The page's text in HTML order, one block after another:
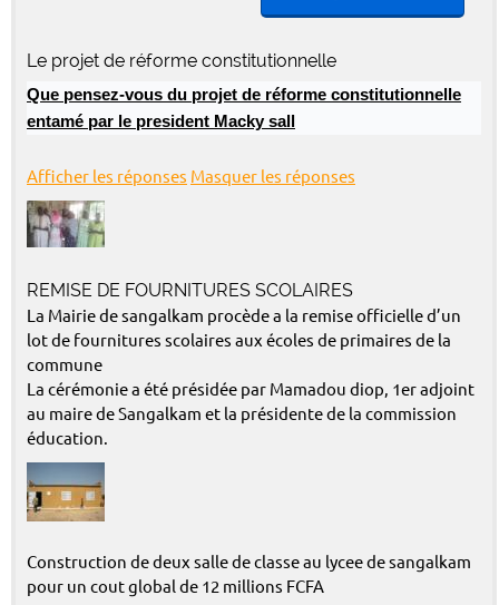
Le projet de réforme constitutionnelle
Que pensez-vous du projet de réforme constitutionnelle
entamé par le president Macky sall
Afficher les réponses Masquer les réponses
REMISE DE FOURNITURES SCOLAIRES
La Mairie de sangalkam procède a la remise officielle d’un
lot de fournitures scolaires aux écoles de primaires de la
commune
La cérémonie a été présidée par Mamadou diop, 1er adjoint
au maire de Sangalkam et la présidente de la commission
éducation.
Construction de deux salle de classe au lycee de sangalkam
pour un cout global de 12 millions FCFA